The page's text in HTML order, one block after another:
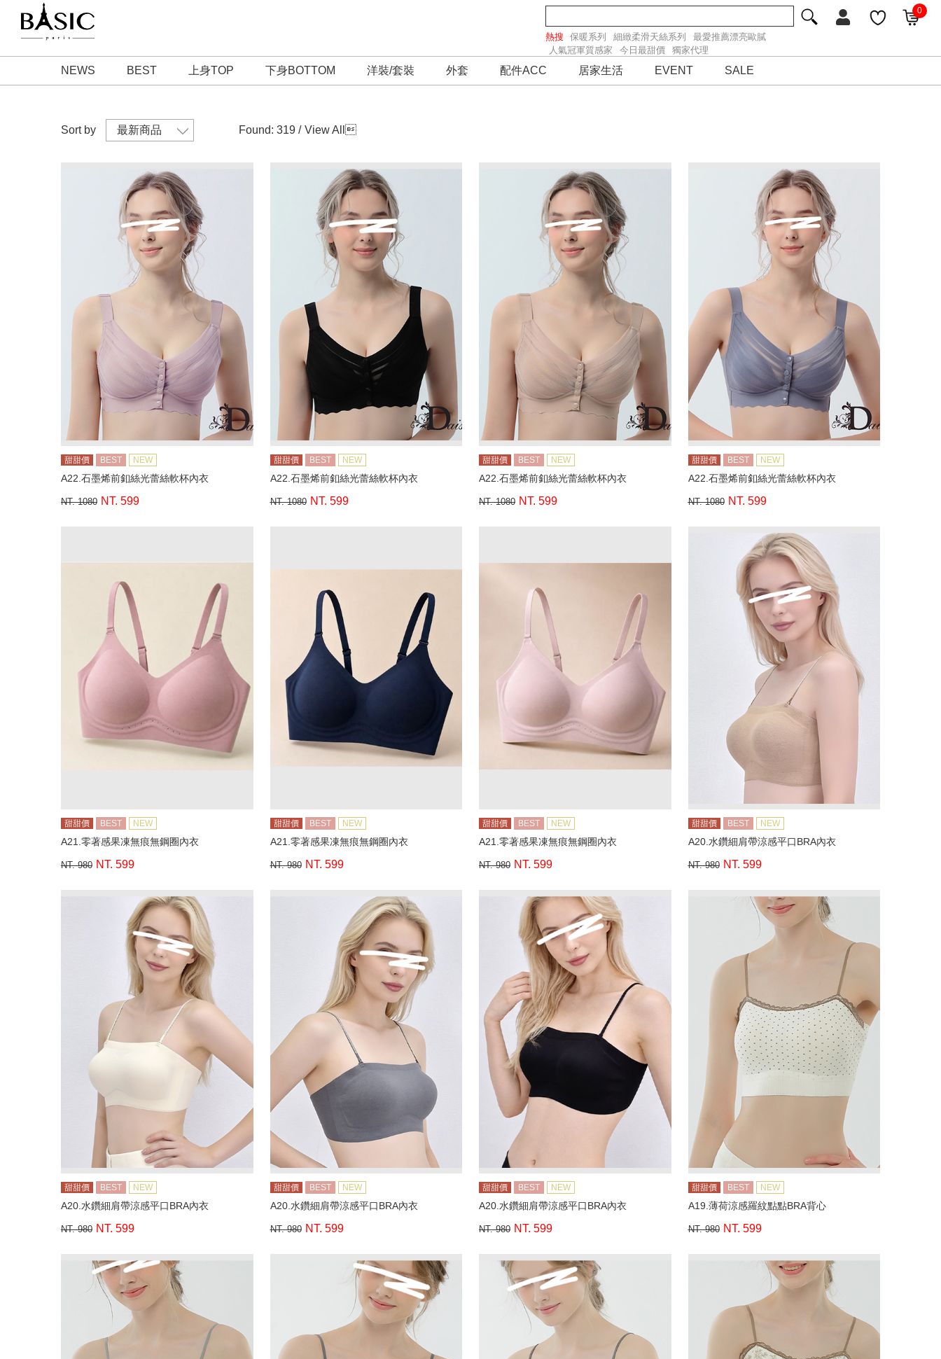
0
NEWS BEST 上身TOP 下身BOTTOM 洋裝/套裝 外套 配件ACC 居家生活 EVENT SALE
熱搜 保暖系列 細緻柔滑天絲系列
最愛推薦漂亮歐膩
人氣冠軍質感家
今日最甜價 獨家代理
Sort by Found: 319 / View All 
甜甜價 BEST NEW
A22.石墨烯前釦絲光蕾絲軟杯內衣
NT. 1080 NT. 599
甜甜價 BEST NEW
A22.石墨烯前釦絲光蕾絲軟杯內衣
NT. 1080 NT. 599
甜甜價 BEST NEW
A22.石墨烯前釦絲光蕾絲軟杯內衣
NT. 1080 NT. 599
甜甜價 BEST NEW
A22.石墨烯前釦絲光蕾絲軟杯內衣
NT. 1080 NT. 599
甜甜價 BEST NEW
A21.零著感果凍無痕無鋼圈內衣
NT. 980 NT. 599
甜甜價 BEST NEW
A21.零著感果凍無痕無鋼圈內衣
NT. 980 NT. 599
甜甜價 BEST NEW
A21.零著感果凍無痕無鋼圈內衣
NT. 980 NT. 599
甜甜價 BEST NEW
A20.水鑽細肩帶涼感平口BRA內衣
NT. 980 NT. 599
甜甜價 BEST NEW
A20.水鑽細肩帶涼感平口BRA內衣
NT. 980 NT. 599
甜甜價 BEST NEW
A20.水鑽細肩帶涼感平口BRA內衣
NT. 980 NT. 599
甜甜價 BEST NEW
A20.水鑽細肩帶涼感平口BRA內衣
NT. 980 NT. 599
甜甜價 BEST NEW
A19.薄荷涼感羅紋點點BRA背心
NT. 980 NT. 599